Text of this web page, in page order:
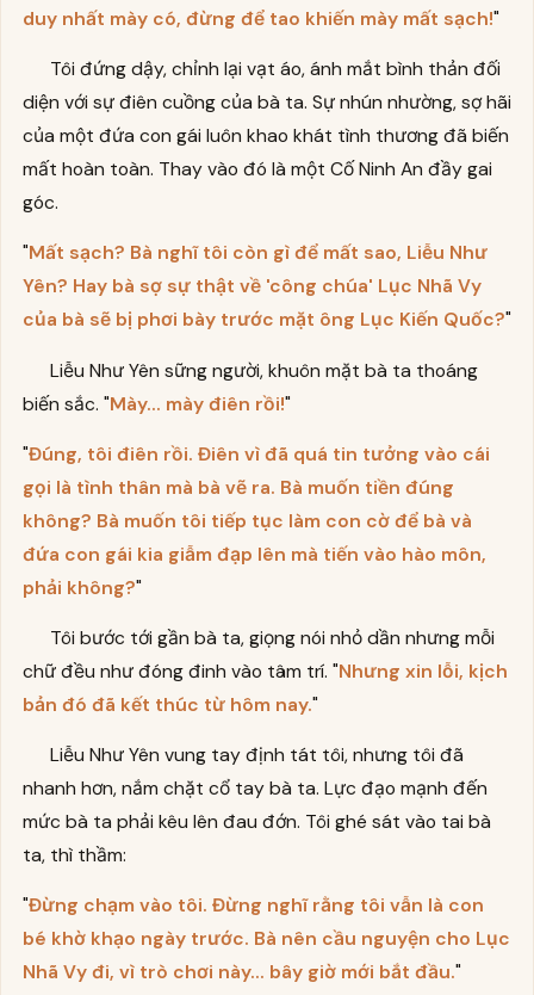
duy nhất mày có, đừng để tao khiến mày mất sạch!"
Tôi đứng dậy, chỉnh lại vạt áo, ánh mắt bình thản đối
diện với sự điên cuồng của bà ta. Sự nhún nhường, sợ hãi
của một đứa con gái luôn khao khát tình thương đã biến
mất hoàn toàn. Thay vào đó là một Cố Ninh An đầy gai
góc.
"Mất sạch? Bà nghĩ tôi còn gì để mất sao, Liễu Như
Yên? Hay bà sợ sự thật về 'công chúa' Lục Nhã Vy
của bà sẽ bị phơi bày trước mặt ông Lục Kiến Quốc?"
Liễu Như Yên sững người, khuôn mặt bà ta thoáng
biến sắc. "Mày... mày điên rồi!"
"Đúng, tôi điên rồi. Điên vì đã quá tin tưởng vào cái
gọi là tình thân mà bà vẽ ra. Bà muốn tiền đúng
không? Bà muốn tôi tiếp tục làm con cờ để bà và
đứa con gái kia giẫm đạp lên mà tiến vào hào môn,
phải không?"
Tôi bước tới gần bà ta, giọng nói nhỏ dần nhưng mỗi
chữ đều như đóng đinh vào tâm trí. "Nhưng xin lỗi, kịch
bản đó đã kết thúc từ hôm nay."
Liễu Như Yên vung tay định tát tôi, nhưng tôi đã
nhanh hơn, nắm chặt cổ tay bà ta. Lực đạo mạnh đến
mức bà ta phải kêu lên đau đớn. Tôi ghé sát vào tai bà
ta, thì thầm:
"Đừng chạm vào tôi. Đừng nghĩ rằng tôi vẫn là con
bé khờ khạo ngày trước. Bà nên cầu nguyện cho Lục
Nhã Vy đi, vì trò chơi này... bây giờ mới bắt đầu."